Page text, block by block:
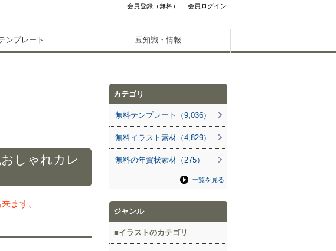
会員登録（無料） 会員ログイン
ンプレート 豆知識・情報
しゃれカレ
ます。
カテゴリ
無料テンプレート（9,036）
無料イラスト素材（4,829）
無料の年賀状素材（275）
一覧を見る
ジャンル
イラストのカテゴリ